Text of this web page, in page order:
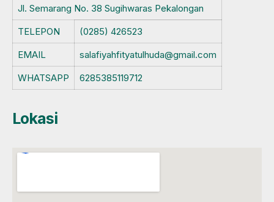
Jl. Semarang No. 38 Sugihwaras Pekalongan
TELEPON
(0285) 426523
EMAIL
salafiyahfityatulhuda@gmail.com
WHATSAPP
6285385119712
Lokasi